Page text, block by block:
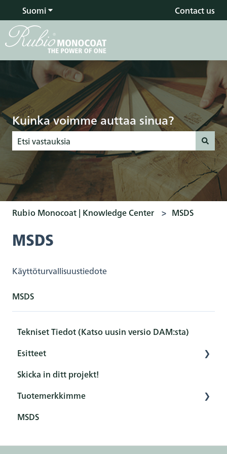
SuomiNäytä käännöksien alavalikko Contact us
Kuinka voimme auttaa sinua?
Ehdotuksia ei ole, koska hakukenttä on tyhjä.
Rubio Monocoat | Knowledge Center MSDS
MSDS
Käyttöturvallisuustiedote
MSDS
Tekniset Tiedot (Katso uusin versio DAM:sta)
Esitteet
General
Product
Skicka in ditt projekt!
Tuotemerkkimme
Terms & conditions
MSDS